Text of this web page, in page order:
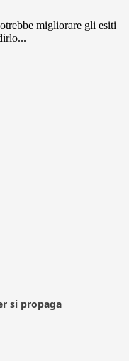
migliorare gli esiti
si propaga